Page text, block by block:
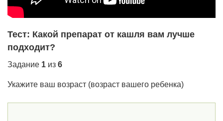
Тест: Какой препарат от кашля вам лучше
подходит?
Задание 1 из 6
Укажите ваш возраст (возраст вашего ребенка)